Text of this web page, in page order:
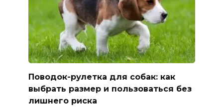
Поводок-рулетка для собак: как
выбрать размер и пользоваться без
лишнего риска